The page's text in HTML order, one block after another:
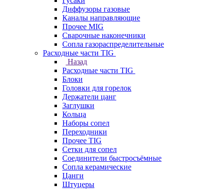
Диффузоры газовые
Каналы направляющие
Прочее MIG
Сварочные наконечники
Сопла газораспределительные
Расходные части TIG
Назад
Расходные части TIG
Блоки
Головки для горелок
Держатели цанг
Заглушки
Кольца
Наборы сопел
Переходники
Прочее TIG
Сетки для сопел
Соединители быстросъёмные
Сопла керамические
Цанги
Штуцеры